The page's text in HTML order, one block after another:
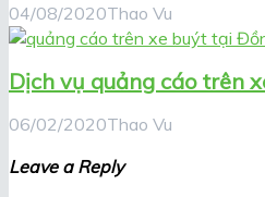
04/08/2020Thao Vu
Dịch vụ quảng cáo trên
06/02/2020Thao Vu
Leave a Reply